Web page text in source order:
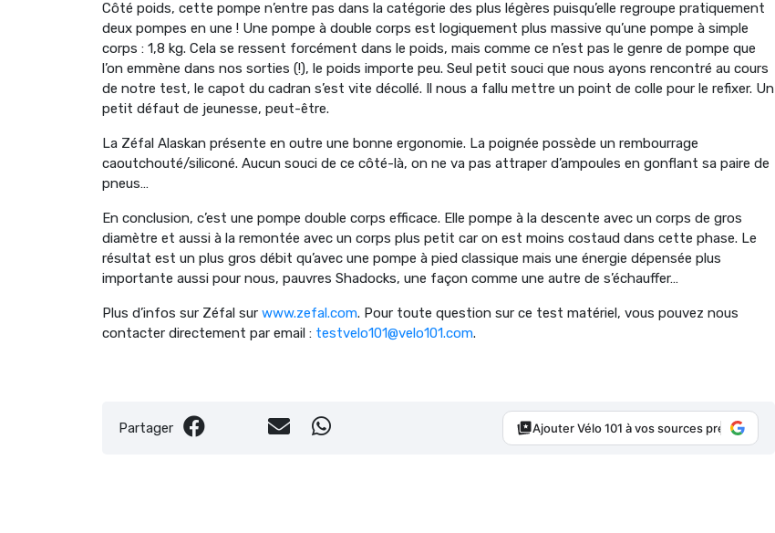
Côté poids, cette pompe n’entre pas dans la catégorie des plus légères puisqu’elle regroupe pratiquement
deux pompes en une ! Une pompe à double corps est logiquement plus massive qu’une pompe à simple
corps : 1,8 kg. Cela se ressent forcément dans le poids, mais comme ce n’est pas le genre de pompe que
l’on emmène dans nos sorties (!), le poids importe peu. Seul petit souci que nous ayons rencontré au cours
de notre test, le capot du cadran s’est vite décollé. Il nous a fallu mettre un point de colle pour le refixer. Un
petit défaut de jeunesse, peut-être.
La Zéfal Alaskan présente en outre une bonne ergonomie. La poignée possède un rembourrage
caoutchouté/siliconé. Aucun souci de ce côté-là, on ne va pas attraper d’ampoules en gonflant sa paire de
pneus…
En conclusion, c’est une pompe double corps efficace. Elle pompe à la descente avec un corps de gros
diamètre et aussi à la remontée avec un corps plus petit car on est moins costaud dans cette phase. Le
résultat est un plus gros débit qu’avec une pompe à pied classique mais une énergie dépensée plus
importante aussi pour nous, pauvres Shadocks, une façon comme une autre de s’échauffer…
Plus d’infos sur Zéfal sur www.zefal.com. Pour toute question sur ce test matériel, vous pouvez nous
contacter directement par email : testvelo101@velo101.com.
Partager Ajouter Vélo 101 à vos sources préférées